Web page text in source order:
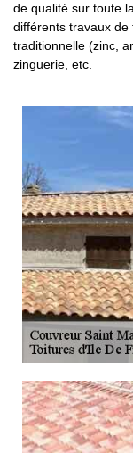
de qualité sur toute
différents travaux
traditionnelle (zinc,
zinguerie, etc.